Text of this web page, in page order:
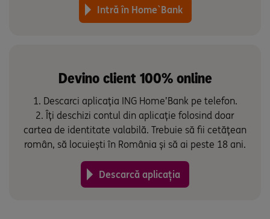
Intră în Home`Bank
Devino client 100% online
Descarci aplicația ING Home’Bank pe telefon.
Îți deschizi contul din aplicație folosind doar
cartea de identitate valabilă. Trebuie să fii cetățean
român, să locuiești în România și să ai peste 18 ani.
Descarcă aplicația